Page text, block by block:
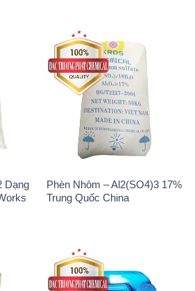
Phèn Nhôm – Al2(SO4)3 17%
Trung Quốc China